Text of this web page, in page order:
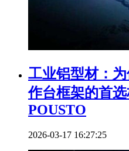
工业铝型材：
作台框架的首
POUSTO
2026-03-17 16:27:25